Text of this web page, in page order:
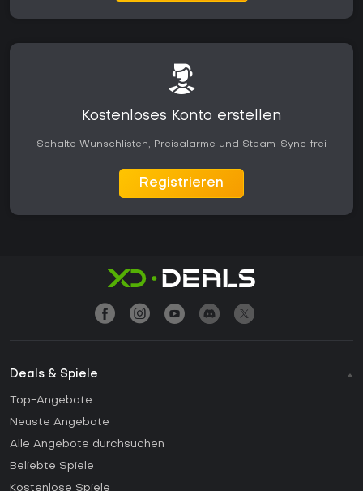
Kostenloses Konto erstellen
Schalte Wunschlisten, Preisalarme und Steam-Sync frei
Registrieren
Deals & Spiele
Top-Angebote
Neuste Angebote
Alle Angebote durchsuchen
Beliebte Spiele
Kostenlose Spiele